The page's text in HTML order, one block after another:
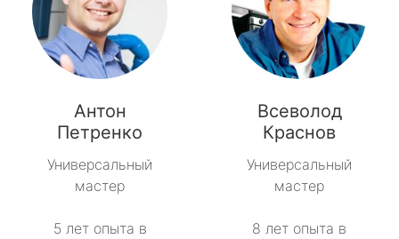
Антон
Петренко
Универсальный
мастер
5 лет опыта в
Всеволод
Краснов
Универсальный
мастер
8 лет опыта в